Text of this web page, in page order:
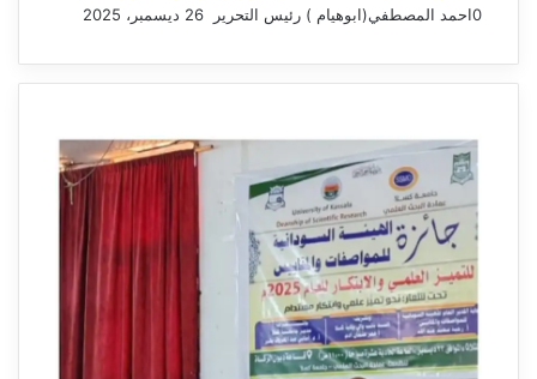
احمد المصطفي(ابوهيام ) رئيس التحرير
أرسل
إلكترونيا
26 ديسمبر، 2025 0